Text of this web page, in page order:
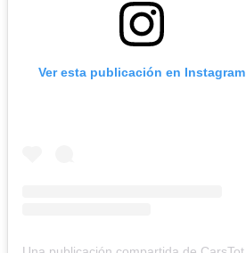
Ver esta publicación en Instagram